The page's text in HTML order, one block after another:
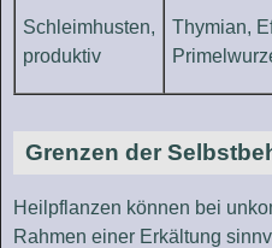
Schleimhusten,
produktiv
Thymian,
Grenzen der
Heilpflanzen können bei
Rahmen einer Erkältung